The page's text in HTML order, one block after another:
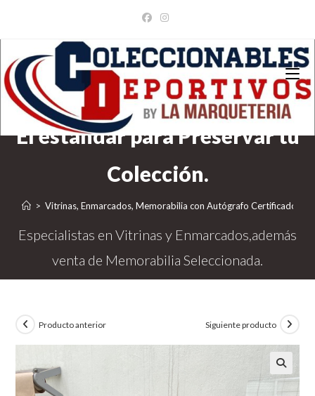
contenido
> Vitrinas, Enmarcados, Memorabilia con Autógrafo Certificado
Producto anterior Siguiente producto
🔍